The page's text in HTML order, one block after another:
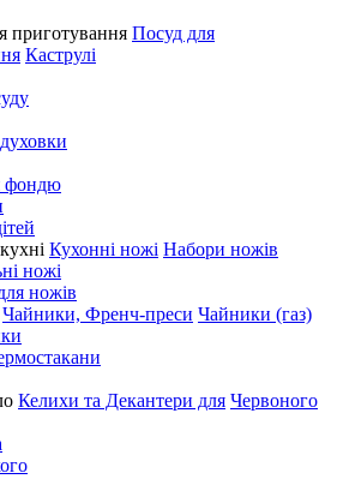
Посуд для
Каструлі
фондю
Кухонні ножі Набори ножів
ножі
ножів
Чайники, Френч-преси Чайники (газ)
Келихи та Декантери для Червоного